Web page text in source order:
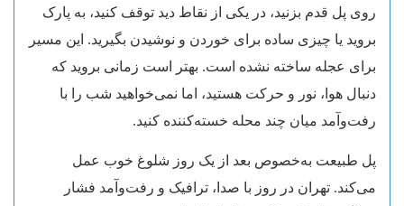
روی پل قدم بزنید، در یکی از نقاط دید توقف کنید، به پارک
بروید یا چیزی ساده برای خوردن و نوشیدن بگیرید. این مسیر
برای عجله ساخته نشده است. بهتر است زمانی بروید که
دنبال هوا، نور و حرکت هستید، اما نمی‌خواهید شب را با
رفت‌وآمد میان چند محله خسته‌کننده کنید.
پل طبیعت به‌خصوص بعد از یک روز شلوغ خوب عمل
می‌کند. تهران در روز با صدا، ترافیک و رفت‌وآمد فشار